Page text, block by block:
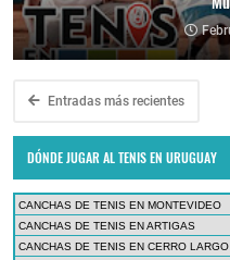
Entradas más recientes
DÓNDE JUGAR AL TENIS EN URUGUAY
CANCHAS DE TENIS EN MONTEVIDEO
CANCHAS DE TENIS EN ARTIGAS
CANCHAS DE TENIS EN CERRO LARGO